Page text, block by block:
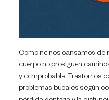
Como no nos cansamos de
cuerpo no prosiguen
y comprobable. Trastornos
problemas bucales según